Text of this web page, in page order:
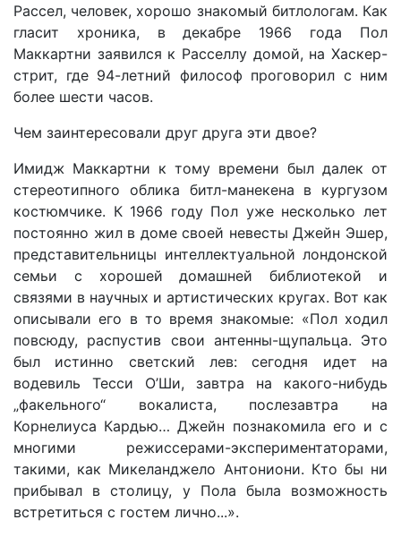
Рассел, человек, хорошо знакомый битлологам. Как
гласит хроника, в декабре 1966 года Пол
Маккартни заявился к Расселлу домой, на Хаскер-
стрит, где 94-летний философ проговорил с ним
более шести часов.
Чем заинтересовали друг друга эти двое?
Имидж Маккартни к тому времени был далек от
стереотипного облика битл-манекена в кургузом
костюмчике. К 1966 году Пол уже несколько лет
постоянно жил в доме своей невесты Джейн Эшер,
представительницы интеллектуальной лондонской
семьи с хорошей домашней библиотекой и
связями в научных и артистических кругах. Вот как
описывали его в то время знакомые: «Пол ходил
повсюду, распустив свои антенны-щупальца. Это
был истинно светский лев: сегодня идет на
водевиль Тесси О’Ши, завтра на какого-нибудь
„факельного“ вокалиста, послезавтра на
Корнелиуса Кардью… Джейн познакомила его и с
многими режиссерами-экспериментаторами,
такими, как Микеланджело Антониони. Кто бы ни
прибывал в столицу, у Пола была возможность
встретиться с гостем лично...».